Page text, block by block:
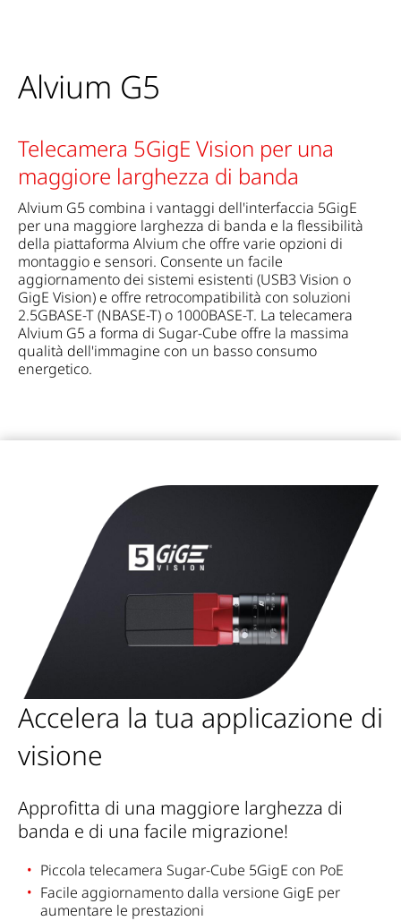
Alvium G5
Telecamera 5GigE Vision per una
maggiore larghezza di banda
Alvium G5 combina i vantaggi dell'interfaccia 5GigE
per una maggiore larghezza di banda e la flessibilità
della piattaforma Alvium che offre varie opzioni di
montaggio e sensori. Consente un facile
aggiornamento dei sistemi esistenti (USB3 Vision o
GigE Vision) e offre retrocompatibilità con soluzioni
2.5GBASE-T (NBASE-T) o 1000BASE-T. La telecamera
Alvium G5 a forma di Sugar-Cube offre la massima
qualità dell'immagine con un basso consumo
energetico.
Accelera la tua applicazione di
visione
Approfitta di una maggiore larghezza di
banda e di una facile migrazione!
Piccola telecamera Sugar-Cube 5GigE con PoE
Facile aggiornamento dalla versione GigE per
aumentare le prestazioni